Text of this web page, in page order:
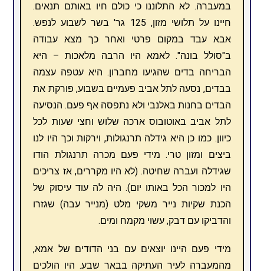
במעברה. לא התלוננו כי כולם חיו באותם תנאים.
חיינו על תלושי מזון, 125 גר' בשר לשבוע לנפש.
אבא עבד במקום פרטי ואחר כך מצא עבודה
ב"סולל בונה". לאמא היו הרבה מלאכות – היא
הבריחה בדים שהגיעו מחברון. היא עטפה עצמה
בבדים, נסעה לתל אביב פעמיים בשבוע, פורקת את
הבדים בחנות באלנבי ולא נתפסה אף פעם. הנסיעה
לתל אביב באוטובוס ארכה שלוש וחצי שעות לכל
כיוון. כמו כן היא גידלה תרנגולות, וירקות וכך היו לנו
ביצים ומזון טרי. מידי פעם מכרה תרנגולת הודו
שגידלה ועברה שחיטה. (לא היו מקררים, אז צריכים
היו למכור הכל באותו יום). היה לה עוד עיסוק של
הכנת שקיות נייר משקי מלט (מנייר עבה) שגזרו
והדביקו עם דבק, עשוי מקמח ומים.
מידי פעם היינו יוצאים עם בני הדודים של אמא,
מהמעברה לעיר העתיקה בבאר שבע. היו הולכים